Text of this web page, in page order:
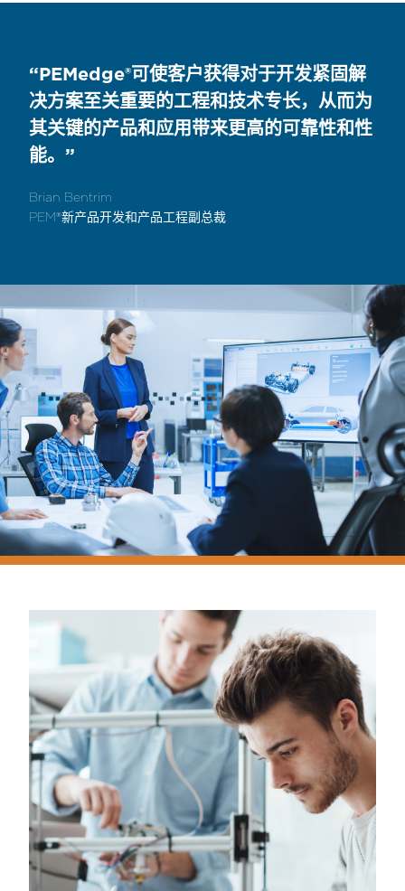
“PEMedge®可使客户获得对于开发紧固解
决方案至关重要的工程和技术专长，从而为
其关键的产品和应用带来更高的可靠性和性
能。”
Brian Bentrim
PEM®新产品开发和产品工程副总裁